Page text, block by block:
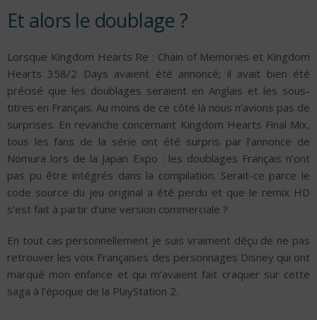
Et alors le doublage ?
Lorsque Kingdom Hearts Re : Chain of Memories et Kingdom
Hearts 358/2 Days avaient été annoncé; il avait bien été
précisé que les doublages seraient en Anglais et les sous-
titres en Français. Au moins de ce côté là nous n’avions pas de
surprises. En revanche concernant Kingdom Hearts Final Mix,
tous les fans de la série ont été surpris par l’annonce de
Nomura lors de la Japan Expo : les doublages Français n’ont
pas pu être intégrés dans la compilation. Serait-ce parce le
code source du jeu original a été perdu et que le remix HD
s’est fait à partir d’une version commerciale ?
En tout cas personnellement je suis vraiment déçu de ne pas
retrouver les voix Françaises des personnages Disney qui ont
marqué mon enfance et qui m’avaient fait craquer sur cette
saga à l’époque de la PlayStation 2.